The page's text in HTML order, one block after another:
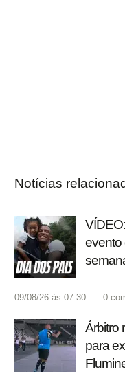
Notícias
evento
09/08/26 às 07:30 0
Árbitro
para